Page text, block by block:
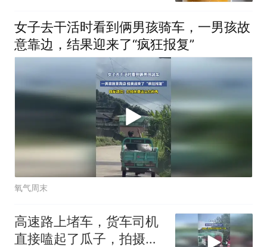
女子去干活时看到俩男孩骑车，一男孩故
意靠边，结果迎来了“疯狂报复”
氧气周末
高速路上堵车，货车司机
直接嗑起了瓜子，拍摄